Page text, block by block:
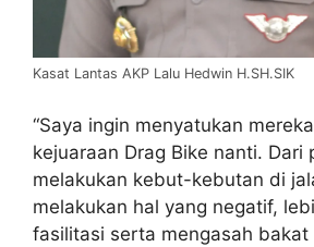
Kasat Lantas AKP Lalu Hedwin H.SH.SIK
“Saya ingin menyatukan
kejuaraan Drag Bike nanti. Dari
melakukan kebut-kebutan di
melakukan hal yang negatif,
fasilitasi serta mengasah bakat